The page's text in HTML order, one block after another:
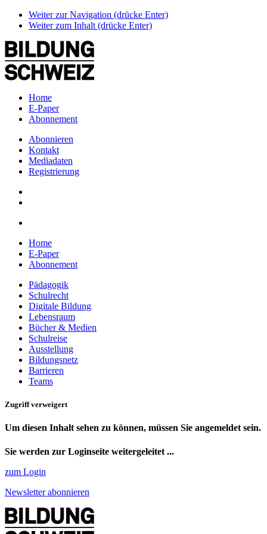
Weiter zur Navigation (drücke Enter)
Weiter zum Inhalt (drücke Enter)
Home
E-Paper
Abonnement
Abonnieren
Kontakt
Mediadaten
Registrierung
Home
E-Paper
Abonnement
Pädagogik
Schulrecht
Digitale Bildung
Lebensraum
Bücher & Medien
Schulreise
Ausstellung
Bildungsnetz
Barrieren
Teams
Zugriff verweigert
Um diesen Inhalt sehen zu können, müssen Sie angemeldet sein.
Sie werden zur Loginseite weitergeleitet ...
zum Login
Newsletter abonnieren